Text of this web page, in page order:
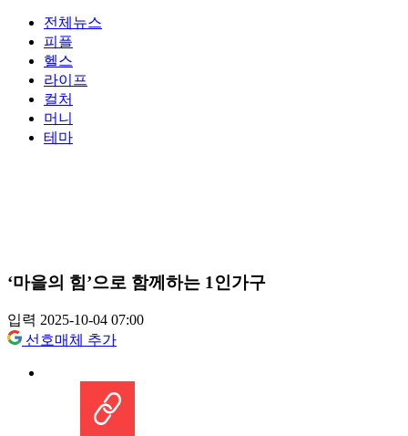
전체뉴스
피플
헬스
라이프
컬처
머니
테마
‘마을의 힘’으로 함께하는 1인가구
입력 2025-10-04 07:00
선호매체 추가